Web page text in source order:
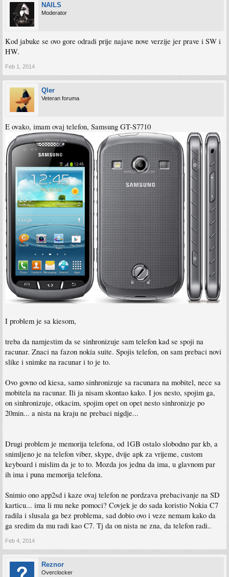
NAILS
Moderator
Kod jabuke se ovo gore odradi prije najave nove verzije jer prave i SW i
HW.
Feb 1, 2014
Qler
Veteran foruma
E ovako, imam ovaj telefon, Samsung GT-S7710
I problem je sa kiesom,
treba da namjestim da se sinhronizuje sam telefon kad se spoji na
racunar. Znaci na fazon nokia suite. Spojis telefon, on sam prebaci novi
slike i snimke na racunar i to je to.
Ovo govno od kiesa, samo sinhronizuje sa racunara na mobitel, nece sa
mobitela na racunar. Ili ja nisam skontao kako. I jos nesto, spojim ga,
on sinhronizuje, otkacim, spojim opet on opet nesto sinhronizje po
20min... a nista na kraju ne prebaci nigdje...
Drugi problem je memorija telefona, od 1GB ostalo slobodno par kb, a
snimljeno je na telefon viber, skype, dvije apk za vrijeme, custom
keyboard i mislim da je to to. Mozda jos jedna da ima, u glavnom par
ih ima i puna memorija telefona.
Snimio ono app2sd i kaze ovaj telefon ne pordzava prebacivanje na SD
karticu... ima li mu neke pomoci? Covjek je do sada koristio Nokia C7
radila i slusala ga bez problema, sad dobio ovo i veze nemam kako da
ga sredim da mu radi kao C7. Tj da on nista ne zna, da telefon radi..
Feb 4, 2014
Reznor
Overclocker